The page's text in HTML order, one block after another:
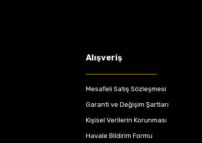
Alışveriş
Mesafeli Satış Sözleşmesi
Garanti ve Değişim Şartları
Kişisel Verilerin Korunması
Havale Bildirim Formu